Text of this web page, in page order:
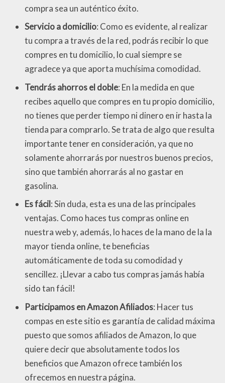
compra sea un auténtico éxito.
Servicio a domicilio: Como es evidente, al realizar
tu compra a través de la red, podrás recibir lo que
compres en tu domicilio, lo cual siempre se
agradece ya que aporta muchísima comodidad.
Tendrás ahorros el doble: En la medida en que
recibes aquello que compres en tu propio domicilio,
no tienes que perder tiempo ni dinero en ir hasta la
tienda para comprarlo. Se trata de algo que resulta
importante tener en consideración, ya que no
solamente ahorrarás por nuestros buenos precios,
sino que también ahorrarás al no gastar en
gasolina.
Es fácil: Sin duda, esta es una de las principales
ventajas. Como haces tus compras online en
nuestra web y, además, lo haces de la mano de la la
mayor tienda online, te beneficias
automáticamente de toda su comodidad y
sencillez. ¡Llevar a cabo tus compras jamás había
sido tan fácil!
Participamos en Amazon Afiliados: Hacer tus
compas en este sitio es garantía de calidad máxima
puesto que somos afiliados de Amazon, lo que
quiere decir que absolutamente todos los
beneficios que Amazon ofrece también los
ofrecemos en nuestra página.